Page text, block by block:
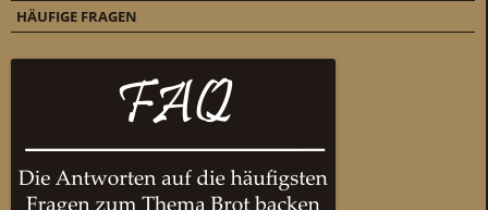
HÄUFIGE FRAGEN